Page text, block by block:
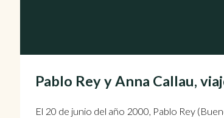
Pablo Rey y Anna Callau,
El 20 de junio del año 2000, Pablo Rey